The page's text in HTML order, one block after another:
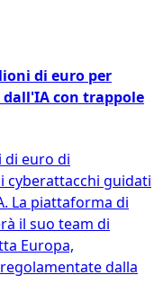
di euro per
con trappole
di euro di
cyberattacchi guidati
La piattaforma di
il suo team di
Europa,
dalla